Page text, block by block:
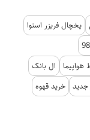
یخچال فریزر اسنوا
هواپیما
ال بانک
خرید قهوه